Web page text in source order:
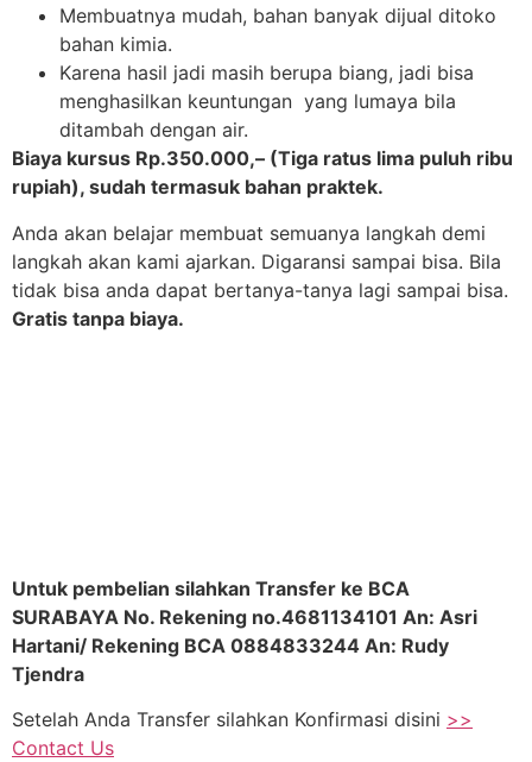
Membuatnya mudah, bahan banyak dijual ditoko
bahan kimia.
Karena hasil jadi masih berupa biang, jadi bisa
menghasilkan keuntungan yang lumaya bila
ditambah dengan air.
Biaya kursus Rp.350.000,– (Tiga ratus lima puluh ribu
rupiah), sudah termasuk bahan praktek.
Anda akan belajar membuat semuanya langkah demi
langkah akan kami ajarkan. Digaransi sampai bisa. Bila
tidak bisa anda dapat bertanya-tanya lagi sampai bisa.
Gratis tanpa biaya.
Untuk pembelian silahkan Transfer ke BCA
SURABAYA No. Rekening no.4681134101 An: Asri
Hartani/ Rekening BCA 0884833244 An: Rudy
Tjendra
Setelah Anda Transfer silahkan Konfirmasi disini >>
Contact Us